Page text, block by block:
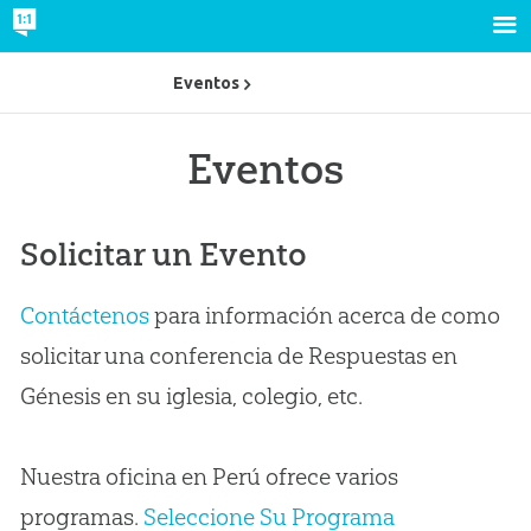
Eventos
Solicitar un Evento
Contáctenospara información acerca de como
solicitar una conferencia de Respuestas en
Génesis en su iglesia, colegio, etc.
Nuestra oficina en Perú ofrece varios
programas. Seleccione Su Programa
Eventos